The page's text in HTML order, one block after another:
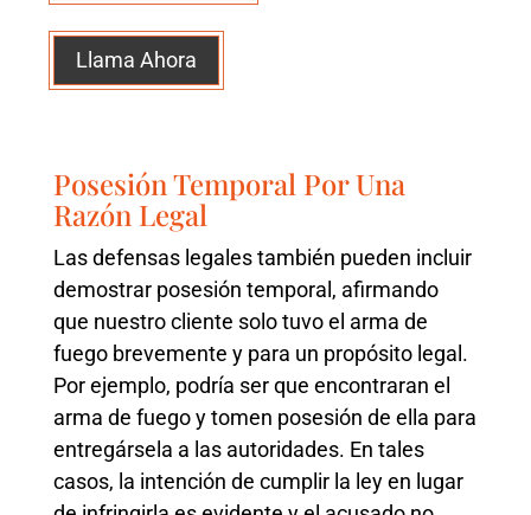
Llama Ahora
Posesión Temporal Por Una
Razón Legal
Las defensas legales también pueden incluir
demostrar posesión temporal, afirmando
que nuestro cliente solo tuvo el arma de
fuego brevemente y para un propósito legal.
Por ejemplo, podría ser que encontraran el
arma de fuego y tomen posesión de ella para
entregársela a las autoridades. En tales
casos, la intención de cumplir la ley en lugar